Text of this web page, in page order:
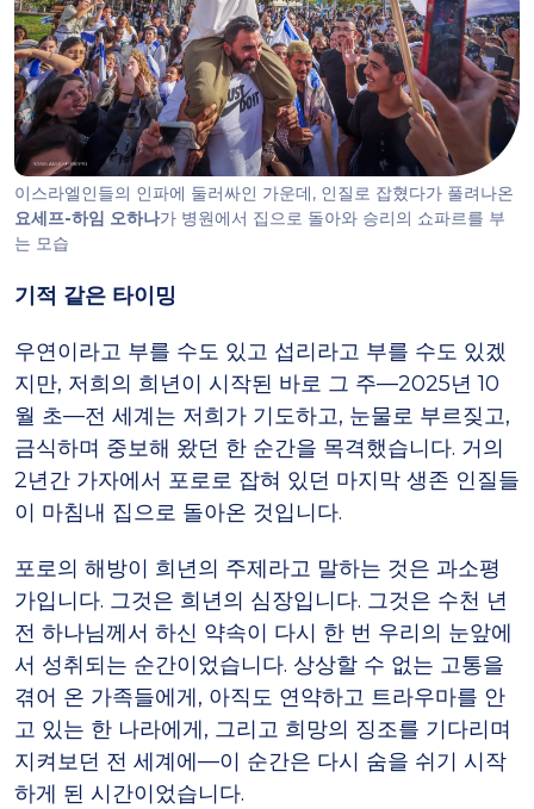
이스라엘인들의 인파에 둘러싸인 가운데, 인질로 잡혔다가 풀려나온
요세프-하임 오하나가 병원에서 집으로 돌아와 승리의 쇼파르를 부
는 모습
기적 같은 타이밍
우연이라고 부를 수도 있고 섭리라고 부를 수도 있겠
지만, 저희의 희년이 시작된 바로 그 주—2025년 10
월 초—전 세계는 저희가 기도하고, 눈물로 부르짖고,
금식하며 중보해 왔던 한 순간을 목격했습니다. 거의
2년간 가자에서 포로로 잡혀 있던 마지막 생존 인질들
이 마침내 집으로 돌아온 것입니다.
포로의 해방이 희년의 주제라고 말하는 것은 과소평
가입니다. 그것은 희년의 심장입니다. 그것은 수천 년
전 하나님께서 하신 약속이 다시 한 번 우리의 눈앞에
서 성취되는 순간이었습니다. 상상할 수 없는 고통을
겪어 온 가족들에게, 아직도 연약하고 트라우마를 안
고 있는 한 나라에게, 그리고 희망의 징조를 기다리며
지켜보던 전 세계에—이 순간은 다시 숨을 쉬기 시작
하게 된 시간이었습니다.